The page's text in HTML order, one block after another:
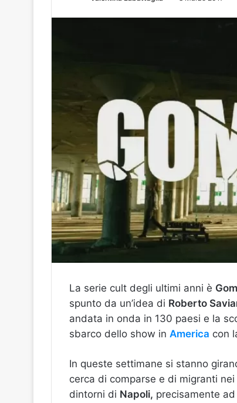
La serie cult degli ultimi anni è
spunto da un’idea di Roberto
andata in onda in 130 paesi e la
sbarco dello show in America con
In queste settimane si stanno
cerca di comparse e di migranti
dintorni di Napoli, precisamente ad